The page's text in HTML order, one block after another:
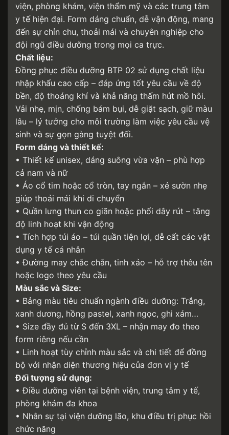
viện, phòng khám, viện thẩm mỹ và các trung tâm
y tế hiện đại. Form dáng chuẩn, dễ vận động, mang
đến sự chỉn chu, thoải mái và chuyên nghiệp cho
đội ngũ điều dưỡng trong mọi ca trực.
Chất liệu:
Đồng phục điều dưỡng BTP 02 sử dụng chất liệu
nhập khẩu cao cấp – đáp ứng tốt yêu cầu về độ
bền, độ thoáng khí và khả năng thấm hút mồ hôi.
Vải nhẹ, mịn, chống bám bụi, dễ giặt sạch, giữ màu
lâu – lý tưởng cho môi trường làm việc yêu cầu vệ
sinh và sự gọn gàng tuyệt đối.
Form dáng và thiết kế:
• Thiết kế unisex, dáng suông vừa vặn – phù hợp
cả nam và nữ
• Áo cổ tim hoặc cổ tròn, tay ngắn – xẻ sườn nhẹ
giúp thoải mái khi di chuyển
• Quần lưng thun co giãn hoặc phối dây rút – tăng
độ linh hoạt khi vận động
• Tích hợp túi áo – túi quần tiện lợi, dễ cất các vật
dụng y tế cá nhân
• Đường may chắc chắn, tinh xảo – hỗ trợ thêu tên
hoặc logo theo yêu cầu
Màu sắc và Size:
• Bảng màu tiêu chuẩn ngành điều dưỡng: Trắng,
xanh dương, hồng pastel, xanh ngọc, ghi xám…
• Size đầy đủ từ S đến 3XL – nhận may đo theo
form riêng nếu cần
• Linh hoạt tùy chỉnh màu sắc và chi tiết để đồng
bộ với nhận diện thương hiệu của đơn vị y tế
Đối tượng sử dụng:
• Điều dưỡng viên tại bệnh viện, trung tâm y tế,
phòng khám đa khoa
• Nhân sự tại viện dưỡng lão, khu điều trị phục hồi
chức năng